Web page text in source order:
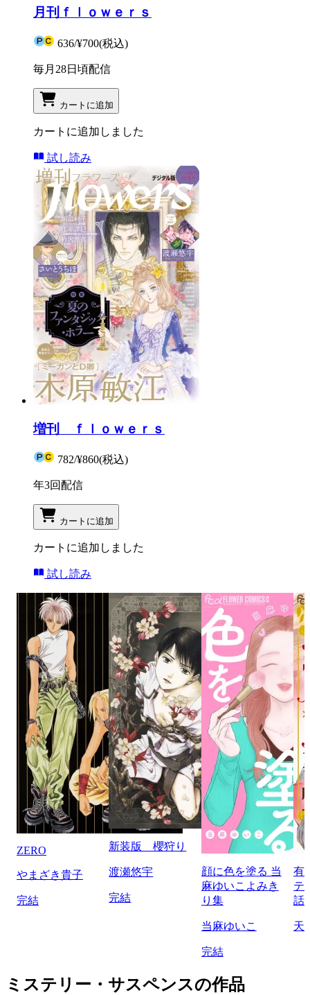
月刊ｆｌｏｗｅｒｓ
636/¥700(税込)
毎月28日頃配信
カートに追加
カートに追加しました
試し読み
増刊 ｆｌｏｗｅｒｓ
782/¥860(税込)
年3回配信
カートに追加
カートに追加しました
試し読み
ZERO
やまざき貴子
完結
新装版 櫻狩り
渡瀬悠宇
完結
顔に色を塗る 当
麻ゆいこよみき
り集
当麻ゆいこ
完結
有
テ
話
天
ミステリー・サスペンスの作品